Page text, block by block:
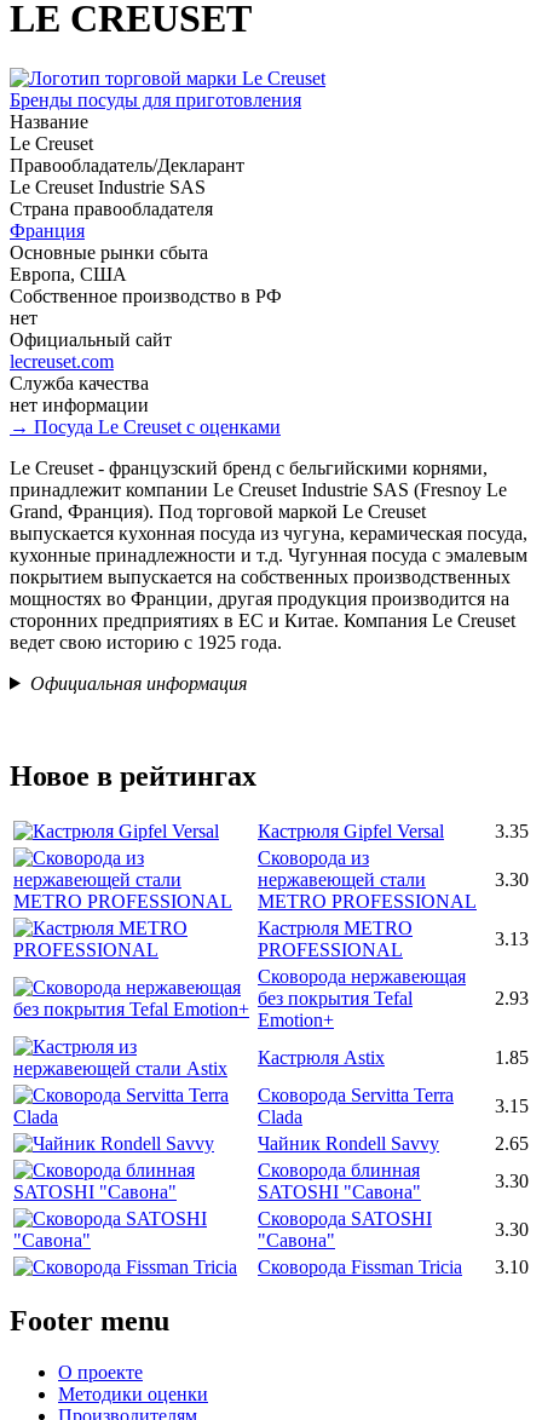
LE CREUSET
Бренды посуды для приготовления
Название
Le Creuset
Правообладатель/Декларант
Le Creuset Industrie SAS
Страна правообладателя
Франция
Основные рынки сбыта
Европа, США
Собственное производство в РФ
нет
Официальный сайт
lecreuset.com
Служба качества
нет информации
→ Посуда Le Creuset с оценками
Le Creuset - французский бренд с бельгийскими корнями,
принадлежит компании Le Creuset Industrie SAS (Fresnoy Le
Grand, Франция). Под торговой маркой Le Creuset
выпускается кухонная посуда из чугуна, керамическая посуда,
кухонные принадлежности и т.д. Чугунная посуда с эмалевым
покрытием выпускается на собственных производственных
мощностях во Франции, другая продукция производится на
сторонних предприятиях в ЕС и Китае. Компания Le Creuset
ведет свою историю с 1925 года.
Официальная информация
Новое в рейтингах
Кастрюля Gipfel Versal
3.35
Сковорода из
нержавеющей стали
METRO PROFESSIONAL
3.30
Кастрюля METRO
PROFESSIONAL
3.13
Сковорода нержавеющая
без покрытия Tefal
Emotion+
2.93
Кастрюля Astix
1.85
Сковорода Servitta Terra
Clada
3.15
Чайник Rondell Savvy
2.65
Сковорода блинная
SATOSHI "Савона"
3.30
Сковорода SATOSHI
"Савона"
3.30
Сковорода Fissman Tricia
3.10
Footer menu
О проекте
Методики оценки